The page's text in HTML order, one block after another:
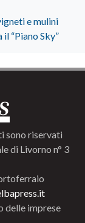
e mulini
“Piano Sky”
sono riservati
di Livorno n° 3
delle imprese